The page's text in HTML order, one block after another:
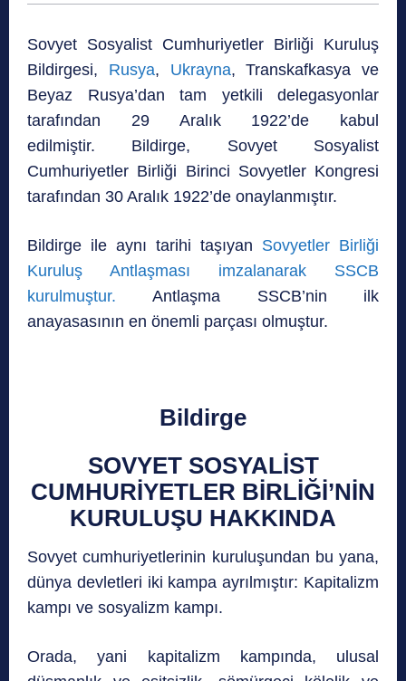
Sovyet Sosyalist Cumhuriyetler Birliği Kuruluş
Bildirgesi, Rusya, Ukrayna, Transkafkasya ve
Beyaz Rusya’dan tam yetkili delegasyonlar
tarafından 29 Aralık 1922’de kabul
edilmiştir. Bildirge, Sovyet Sosyalist
Cumhuriyetler Birliği Birinci Sovyetler Kongresi
tarafından 30 Aralık 1922’de onaylanmıştır.
Bildirge ile aynı tarihi taşıyan Sovyetler Birliği
Kuruluş Antlaşması imzalanarak SSCB
kurulmuştur.Antlaşma SSCB’nin ilk
anayasasının en önemli parçası olmuştur.
Bildirge
SOVYET SOSYALİST
CUMHURİYETLER BİRLİĞİ’NİN
KURULUŞU HAKKINDA
Sovyet cumhuriyetlerinin kuruluşundan bu yana,
dünya devletleri iki kampa ayrılmıştır: Kapitalizm
kampı ve sosyalizm kampı.
Orada, yani kapitalizm kampında, ulusal